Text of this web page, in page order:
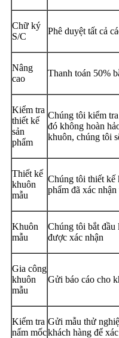
Chữ ký
S/C
Phê duyệt tất cả
Nâng
cao
Thanh toán 50%
Kiểm tra
thiết kế
sản
phẩm
Chúng tôi kiểm
đó không hoàn
khuôn, chúng tôi
Thiết kế
khuôn
mẫu
Chúng tôi thiết kế
phẩm đã xác
Khuôn
mẫu
Chúng tôi bắt đầu
được xác nhận
Gia công
khuôn
mẫu
Gửi báo cáo cho
Kiểm tra
nấm mốc
Gửi mẫu thử
khách hàng để